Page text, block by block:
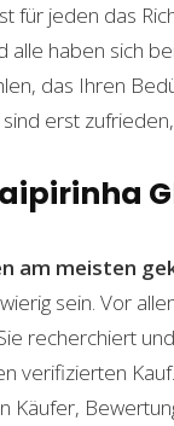
für jeden das
alle haben sich
das Ihren
erst
am meisten
sein. Vor
recherchiert
verifizierten
Käufer,